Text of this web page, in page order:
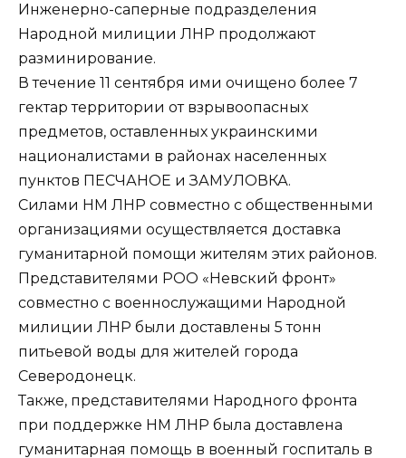
Инженерно-саперные подразделения
Народной милиции ЛНР продолжают
разминирование.
В течение 11 сентября ими очищено более 7
гектар территории от взрывоопасных
предметов, оставленных украинскими
националистами в районах населенных
пунктов ПЕСЧАНОЕ и ЗАМУЛОВКА.
Силами НМ ЛНР совместно с общественными
организациями осуществляется доставка
гуманитарной помощи жителям этих районов.
Представителями РОО «Невский фронт»
совместно с военнослужащими Народной
милиции ЛНР были доставлены 5 тонн
питьевой воды для жителей города
Северодонецк.
Также, представителями Народного фронта
при поддержке НМ ЛНР была доставлена
гуманитарная помощь в военный госпиталь в